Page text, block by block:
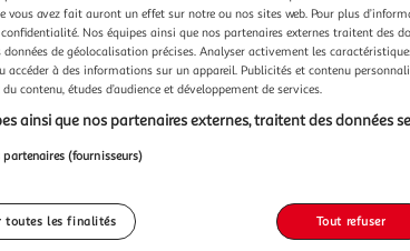
vous avez fait auront un effet sur notre ou nos sites web. Pour plus
Nos équipes ainsi que nos partenaires externes traitent des
de géolocalisation précises. Analyser activement les
accéder à des informations sur un appareil. Publicités et contenu
contenu, études d’audience et développement de services.
ainsi que nos partenaires externes, traitent des données
partenaires (fournisseurs)
toutes les finalités Tout refuser